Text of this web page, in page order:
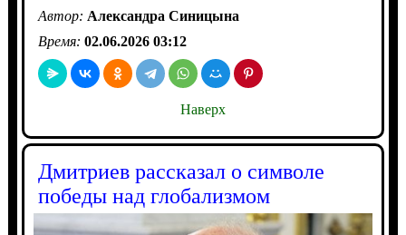
Автор: Александра Синицына
Время: 02.06.2026 03:12
Наверх
Дмитриев рассказал о символе
победы над глобализмом